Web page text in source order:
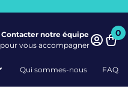
Contacter notre équipe
pour vous accompagner
0
Qui sommes-nous FAQ